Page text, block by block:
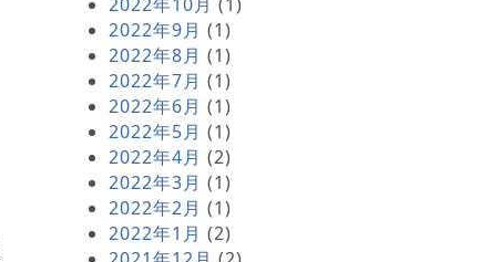
2022年9月 (1)
2022年8月 (1)
2022年7月 (1)
2022年6月 (1)
2022年5月 (1)
2022年4月 (2)
2022年3月 (1)
2022年2月 (1)
2022年1月 (2)